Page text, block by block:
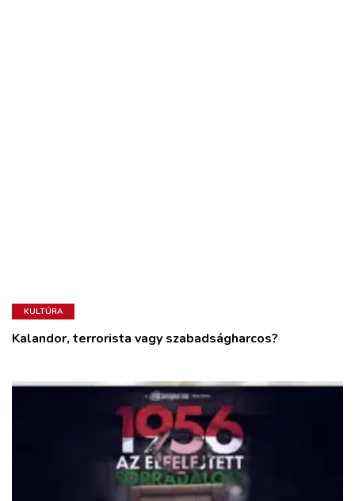
KULTÚRA
Kalandor, terrorista vagy szabadságharcos?